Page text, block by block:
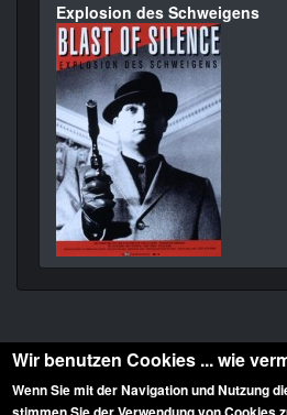
Explosion des Schweigens
Wir benutzen Cookies ... wie
Wenn Sie mit der Navigation und Nutzung